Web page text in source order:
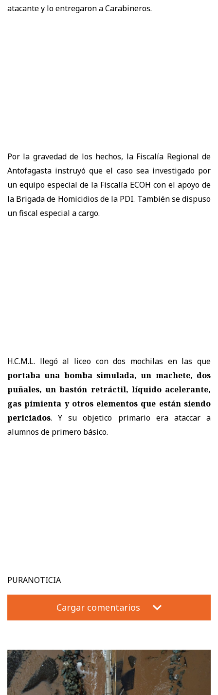
atacante y lo entregaron a Carabineros.
Por la gravedad de los hechos, la Fiscalía Regional de
Antofagasta instruyó que el caso sea investigado por
un equipo especial de la Fiscalía ECOH con el apoyo de
la Brigada de Homicidios de la PDI. También se dispuso
un fiscal especial a cargo.
H.C.M.L. llegó al liceo con dos mochilas en las que
portaba una bomba simulada, un machete, dos
puñales, un bastón retráctil, líquido acelerante,
gas pimienta y otros elementos que están siendo
periciados. Y su objetico primario era ataccar a
alumnos de primero básico.
PURANOTICIA
Cargar comentarios